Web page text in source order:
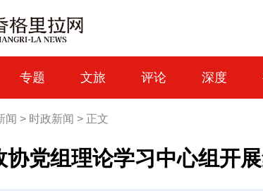
专题 文旅 评论 深度
闻 > 时政新闻 > 正文
协党组理论学习中心组开